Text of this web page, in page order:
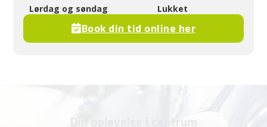
Lørdag og søndag Lukket
Book din tid online her
Din oplevelse i centrum